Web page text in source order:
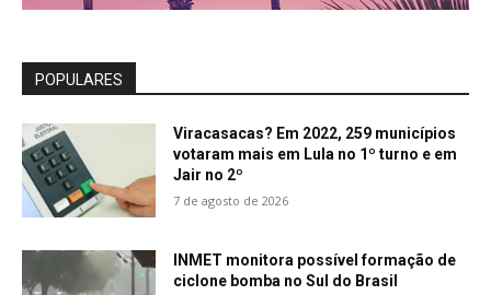
POPULARES
Viracasacas? Em 2022, 259 municípios
votaram mais em Lula no 1º turno e em
Jair no 2º
7 de agosto de 2026
INMET monitora possível formação de
ciclone bomba no Sul do Brasil